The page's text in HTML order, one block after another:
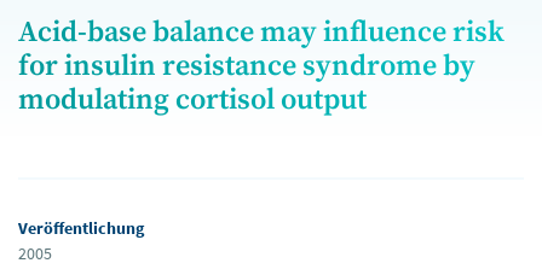
Acid-base balance may influence risk
for insulin resistance syndrome by
modulating cortisol output
Veröffentlichung
2005